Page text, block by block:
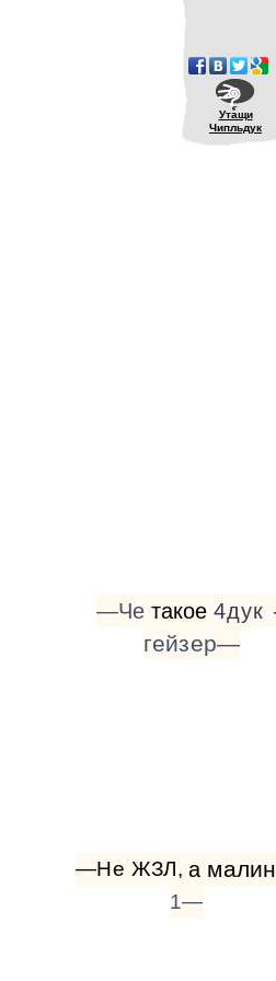
Утащи
Чипльдук
—Че такое 4дук
гейзер—
—Не ЖЗЛ, а
1—